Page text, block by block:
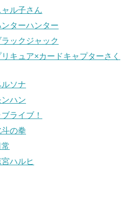
ル子さん
ターハンター
ックジャック
キュア×カードキャプターさく
ソナ
ハン
ライブ！
の拳
ハルヒ